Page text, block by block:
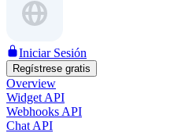
Iniciar Sesión
Regístrese gratis
Overview
Widget API
Webhooks API
Chat API